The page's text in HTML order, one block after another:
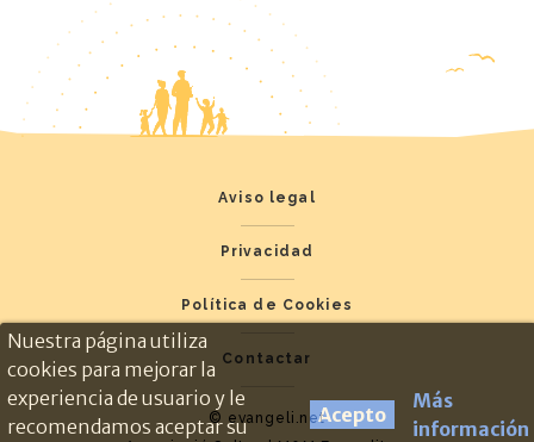
Aviso legal
Privacidad
Política de Cookies
Contactar
© evangeli.net
Nuestra página utiliza
cookies para mejorar la
experiencia de usuario y le
recomendamos aceptar su
Acepto
Más
información